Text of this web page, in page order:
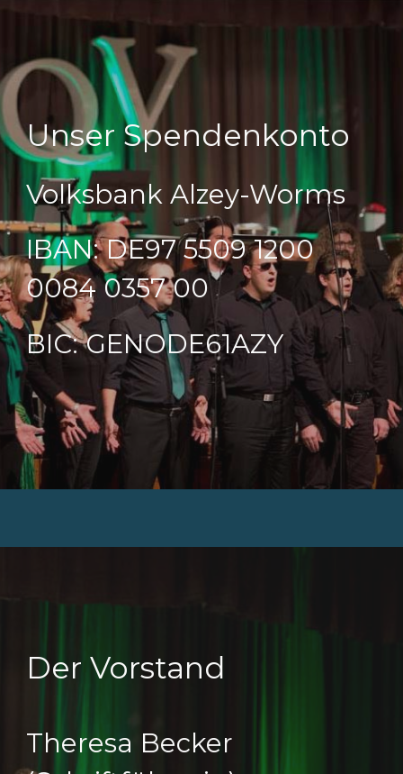
Unser Spendenkonto
Volksbank Alzey-Worms
IBAN:DE97 5509 1200
0084 0357 00
BIC:GENODE61AZY
DerVorstand
Theresa Becker